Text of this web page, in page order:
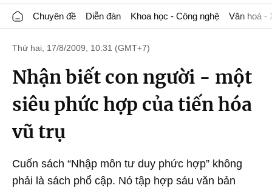
Chuyên đề Diễn đàn Khoa học - Công nghệ Văn hoá -
Thứ hai, 17/8/2009, 10:31 (GMT+7)
Nhận biết con người - một
siêu phức hợp của tiến hóa
vũ trụ
Cuốn sách “Nhập môn tư duy phức hợp” không
phải là sách phổ cập. Nó tập hợp sáu văn bản